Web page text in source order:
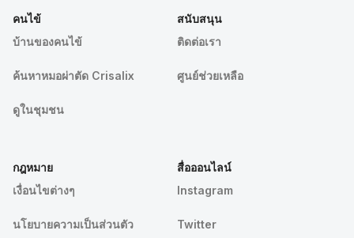
คนไข้
บ้านของคนไข้
ค้นหาหมอผ่าตัด Crisalix
ดูในชุมชน
สนับสนุน
ติดต่อเรา
ศูนย์ช่วยเหลือ
กฎหมาย
เงื่อนไขต่างๆ
นโยบายความเป็นส่วนตัว
สื่อออนไลน์
Instagram
Twitter